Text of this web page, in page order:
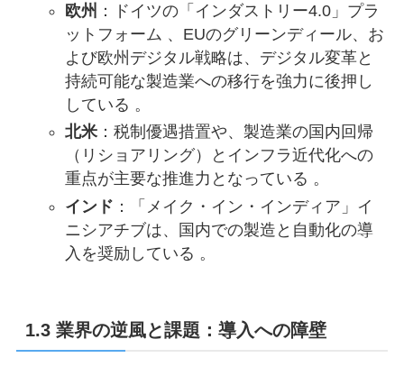
欧州 ：ドイツの「インダストリー4.0」プラ
ットフォーム 、EUのグリーンディール、お
よび欧州デジタル戦略は、デジタル変革と
持続可能な製造業への移行を強力に後押し
している 。
北米：税制優遇措置や、製造業の国内回帰
（リショアリング）とインフラ近代化への
重点が主要な推進力となっている 。
インド ：「メイク・イン・インディア」イ
ニシアチブは、国内での製造と自動化の導
入を奨励している 。
1.3 業界の逆風と課題：導入への障壁